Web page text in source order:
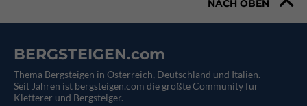
NACH OBEN
BERGSTEIGEN.com
Thema Bergsteigen in Österreich, Deutschland und Italien.
Seit Jahren ist bergsteigen.com die größte Community für
Kletterer und Bergsteiger.